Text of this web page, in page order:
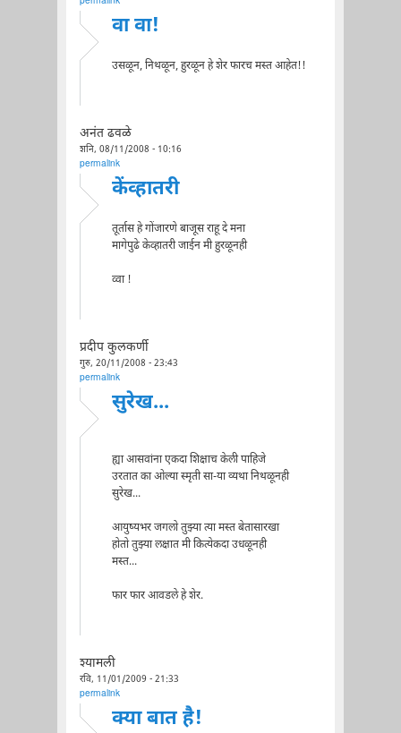
वा वा!
उसळून, निथळून, हुरळून हे शेर फारच मस्त आहेत!!
अनंत ढवळे
शनि, 08/11/2008 - 10:16
permalink
केंव्हातरी
तूर्तास हे गोंजारणे बाजूस राहू दे मना
मागेपुढे केव्हातरी जाईन मी हुरळूनही
व्वा !
प्रदीप कुलकर्णी
गुरु, 20/11/2008 - 23:43
permalink
सुरेख...
ह्या आसवांना एकदा शिक्षाच केली पाहिजे
उरतात का ओल्या स्मृती सा-या व्यथा निथळूनही
सुरेख...
आयुष्यभर जगलो तुझ्या त्या मस्त बेतासारखा
होतो तुझ्या लक्षात मी कित्येकदा उधळूनही
मस्त...
फार फार आवडले हे शेर.
श्यामली
रवि, 11/01/2009 - 21:33
permalink
क्या बात है!